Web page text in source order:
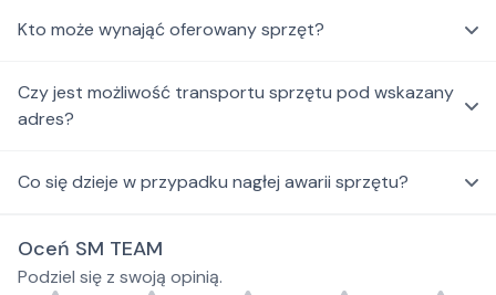
Kto może wynająć oferowany sprzęt?
Czy jest możliwość transportu sprzętu pod wskazany
adres?
Co się dzieje w przypadku nagłej awarii sprzętu?
Oceń SM TEAM
Podziel się z swoją opinią.